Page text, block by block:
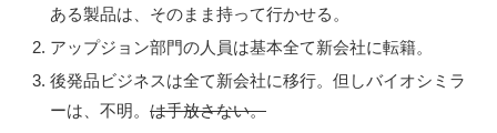
ある製品は、そのまま持って行かせる。
アップジョン部門の人員は基本全て新会社に転籍。
後発品ビジネスは全て新会社に移行。但しバイオシミラ
ーは、不明。 は手放さない。